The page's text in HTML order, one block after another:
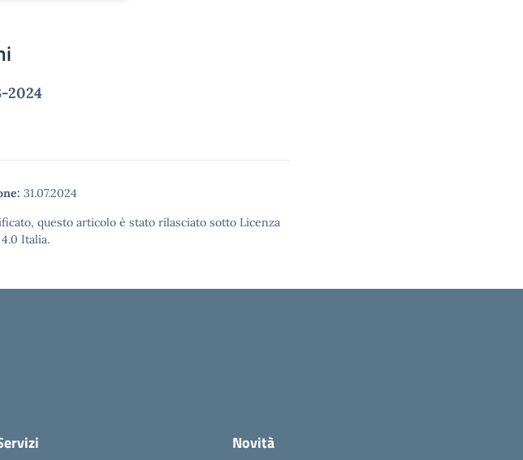
2024
31.07.2024
questo articolo è stato rilasciato sotto Licenza
Italia.
Novità